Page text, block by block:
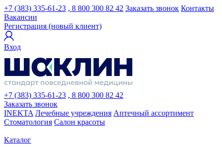
+7 (383) 335-61-23 , 8 800 300 82 42 Заказать звонок Контакты
Вакансии
Регистрация (новый клиент)
Вход
+7 (383) 335-61-23 , 8 800 300 82 42
Заказать звонок
INEKTA Лечебные учреждения Аптечный ассортимент
Стоматология Салон красоты
Каталог